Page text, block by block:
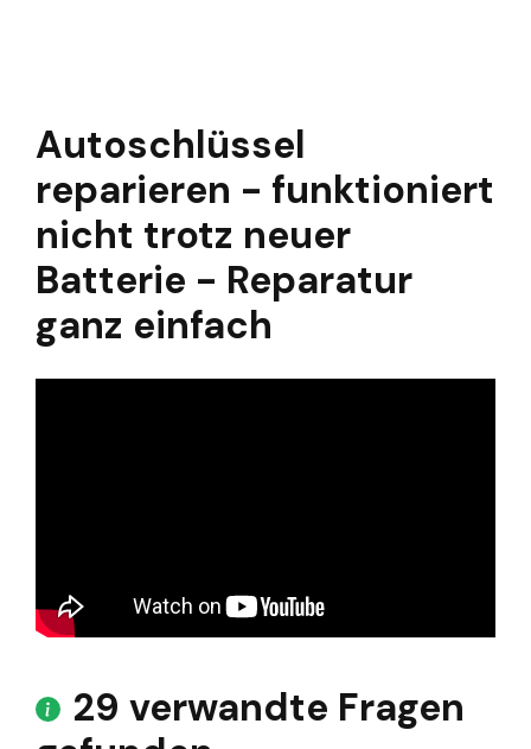
Autoschlüssel
reparieren - funktioniert
nicht trotz neuer
Batterie - Reparatur
ganz einfach
29 verwandte Fragen